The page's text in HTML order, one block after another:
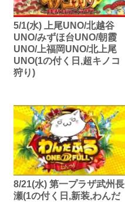
5/1(水) 上尾UNO/北越谷
UNO/みずほ台UNO/朝霞
UNO/上福岡UNO/北上尾
UNO(1の付く日,超キノコ
狩り)
8/21(水) 第一プラザ武州長
瀬(1の付く日,新装,わんだ